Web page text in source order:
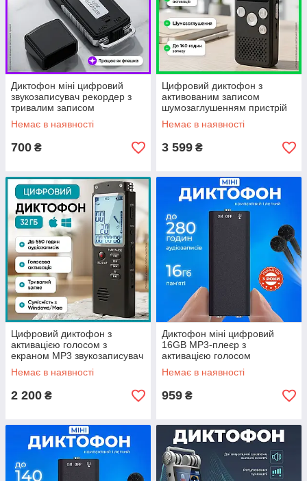
Диктофон міні цифровий
звукозаписувач рекордер з
тривалим записом
інтелектуальний цифровий
флеш-накопичувач
Немає в наявності
700 ₴
Цифровий диктофон з
активованим записом
шумозаглушенням пристрій
для запису голосу
портативний звукозаписувач
Немає в наявності
3 599 ₴
Цифровий диктофон з
активацією голосом з
екраном MP3 звукозаписувач
рекордер з тривалим
записом 32ГБ
Немає в наявності
2 200 ₴
Диктофон міні цифровий
16GB MP3-плеєр з
активацією голосом
шумозаглушенням захист
паролем професійний
Немає в наявності
959 ₴